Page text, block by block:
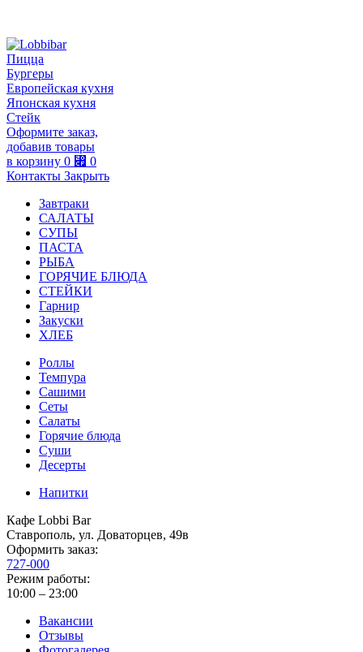
Пицца
Бургеры
Европейская кухня
Японская кухня
Стейк
Оформите заказ,
добавив товары
в корзину 0 ⃏ 0
Контакты Закрыть
Завтраки
САЛАТЫ
СУПЫ
ПАСТА
РЫБА
ГОРЯЧИЕ БЛЮДА
СТЕЙКИ
Гарнир
Закуски
ХЛЕБ
Роллы
Темпура
Сашими
Сеты
Салаты
Горячие блюда
Суши
Десерты
Напитки
Кафе Lobbi Bar
Ставрополь, ул. Доваторцев, 49в
Оформить заказ:
727-000
Режим работы:
10:00 – 23:00
Вакансии
Отзывы